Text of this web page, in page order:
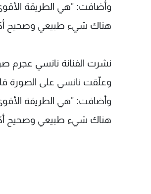
وأضافت: "هي الطريقة
هناك شيء طبيعي وصحيح
نشرت الفنانة نانسي عجرم
وعلّقت نانسي على الصورة
وأضافت: "هي الطريقة
هناك شيء طبيعي وصحيح